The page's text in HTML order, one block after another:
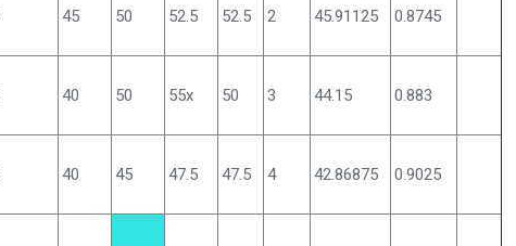
45 50 52.5 52.5 2 45.91125 0.8745
40 50 55x 50 3 44.15 0.883
40 45 47.5 47.5 4 42.86875 0.9025